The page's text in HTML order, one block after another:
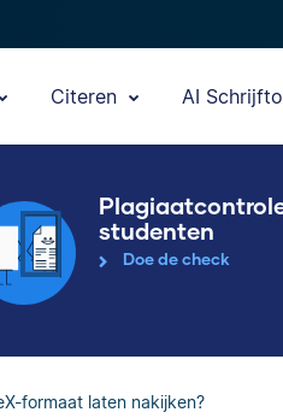
Citeren AI
studenten
Doe de check
formaat laten nakijken?